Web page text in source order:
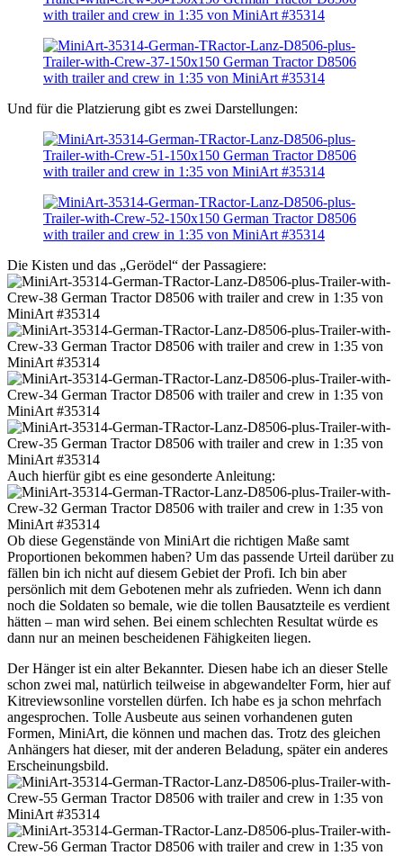
Und für die Platzierung gibt es zwei Darstellungen:
Die Kisten und das „Gerödel“ der Passagiere:
Auch hierfür gibt es eine gesonderte Anleitung:
Ob diese Gegenstände von MiniArt die richtigen Maße samt
Proportionen bekommen haben? Um das passende Urteil darüber zu
fällen bin ich nicht auf diesem Gebiet der Profi. Ich bin aber
persönlich mit dem Gebotenen mehr als zufrieden. Wenn ich dann
noch die Soldaten so bemale, wie die tollen Bausatzteile es verdient
hätten – man wird sehen. Bei einem schlechten Resultat würde es
dann nur an meinen bescheidenen Fähigkeiten liegen.
Der Hänger ist ein alter Bekannter. Diesen habe ich an dieser Stelle
schon zwei mal, natürlich teilweise in abgewandelter Form, hier auf
Kitreviewsonline vorstellen dürfen. Ich habe es ja schon mehrfach
angesprochen. Tolle Ausbeute aus seinen vorhandenen guten
Formen, MiniArt, die können und machen das. Trotz des gleichen
Anhängers hat dieser, mit der anderen Beladung, später ein anderes
Erscheinungsbild.